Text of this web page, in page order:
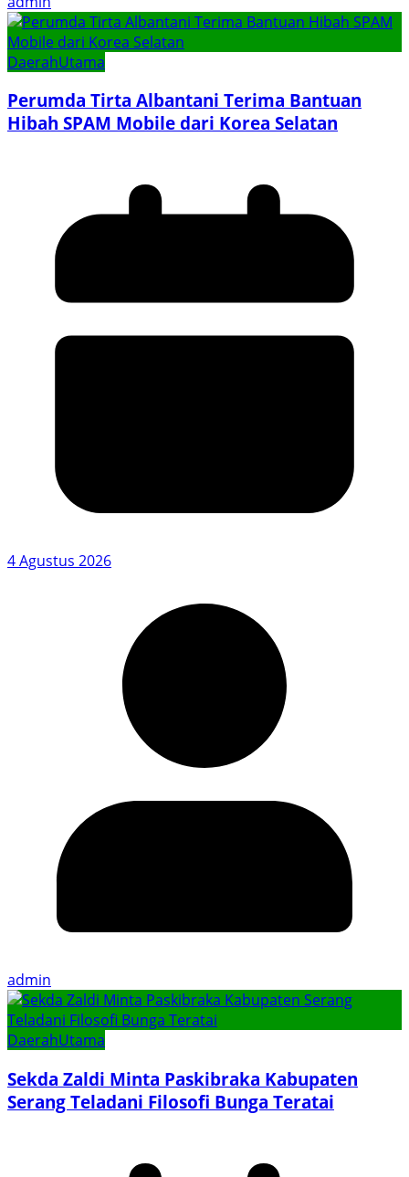
DaerahUtama
Perumda Tirta Albantani Terima Bantuan
Hibah SPAM Mobile dari Korea Selatan
4 Agustus 2026
admin
DaerahUtama
Sekda Zaldi Minta Paskibraka Kabupaten
Serang Teladani Filosofi Bunga Teratai